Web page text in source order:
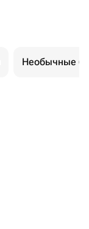
Необычные